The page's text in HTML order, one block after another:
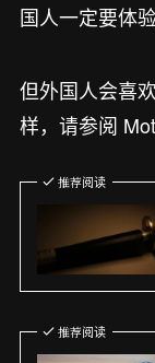
国人一定要体
但外国人会喜
样，请参阅
推荐阅读
推荐阅读